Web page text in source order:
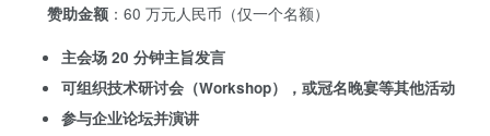
赞助金额 ：60 万元人民币（仅一个名额）
主会场 20 分钟主旨发言
可组织技术研讨会（Workshop），或冠名晚宴等其他活动
参与企业论坛并演讲